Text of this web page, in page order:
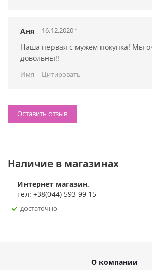
Аня 16.12.2020 14:39:40
Наша первая с мужем покупка! Мы
довольны!!
Имя Цитировать
Оставить отзыв
Наличие в магазинах
Интернет магазин,
тел: +38(044) 593 99 15
достаточно
О компании